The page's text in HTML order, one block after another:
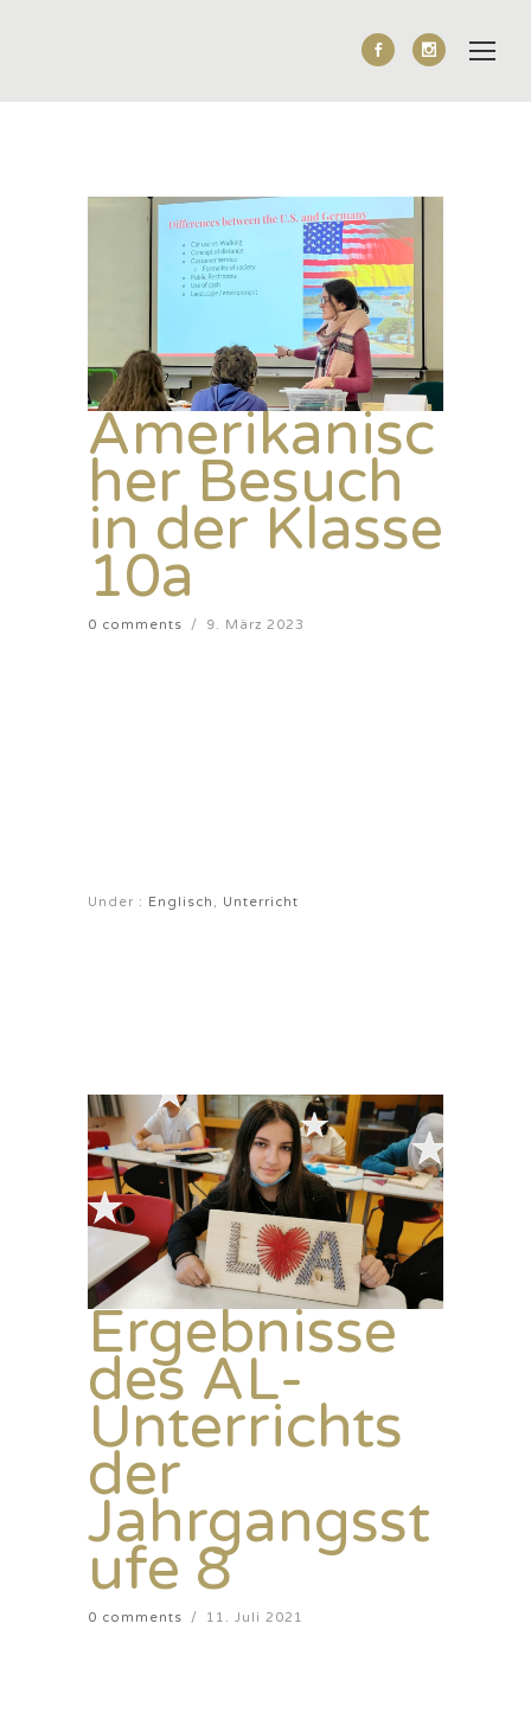
Amerikanisc
her Besuch
in der Klasse
10a
0 comments / 9. März 2023
Under : Englisch , Unterricht
Ergebnisse
des AL-
Unterrichts
der
Jahrgangsst
ufe 8
0 comments / 11. Juli 2021